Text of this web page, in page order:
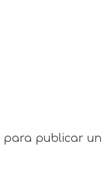
para publicar un